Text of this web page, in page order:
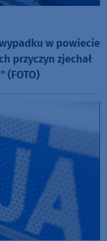
w powiecie
przyczyn zjechał
(FOTO)